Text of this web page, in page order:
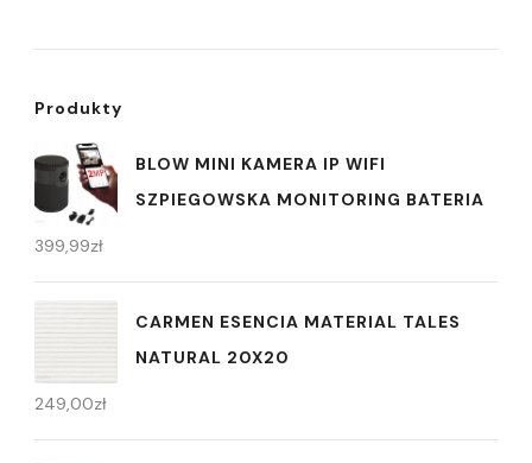
Produkty
BLOW MINI KAMERA IP WIFI
SZPIEGOWSKA MONITORING BATERIA
399,99zł
CARMEN ESENCIA MATERIAL TALES
NATURAL 20X20
249,00zł